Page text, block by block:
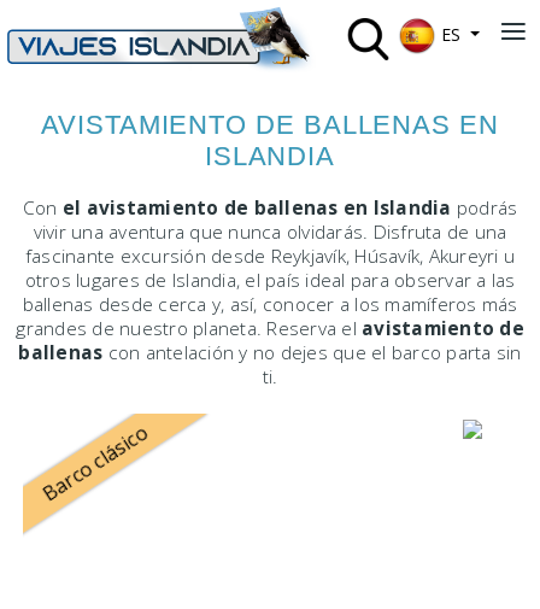
ES
AVISTAMIENTO DE BALLENAS EN
ISLANDIA
Con el avistamiento de ballenas en Islandia podrás
vivir una aventura que nunca olvidarás. Disfruta de una
fascinante excursión desde Reykjavík, Húsavík, Akureyri u
otros lugares de Islandia, el país ideal para observar a las
ballenas desde cerca y, así, conocer a los mamíferos más
grandes de nuestro planeta. Reserva el avistamiento de
ballenas con antelación y no dejes que el barco parta sin
ti.
Barco clásico
≡